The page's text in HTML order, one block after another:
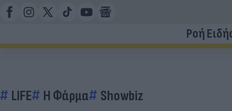
Ροή
LIFE Η Φάρμα Showbiz